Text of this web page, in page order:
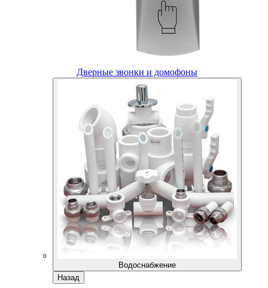
Дверные звонки и домофоны
Водоснабжение
Назад